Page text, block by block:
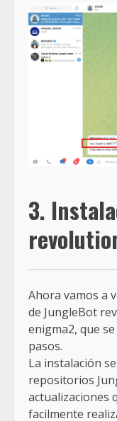
3.
Ahora vamos a
de JungleBot
enigma2, que
pasos.
La instalación
repositorios
actualizaciones
facilmente